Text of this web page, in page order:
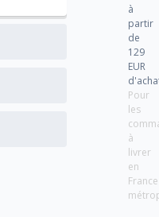
à
partir
de
129
EUR
Pour
les
à
livrer
en
France